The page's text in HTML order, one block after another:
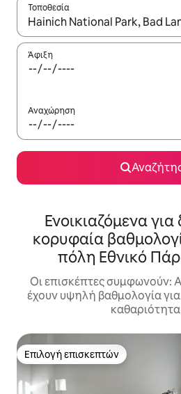
Τοποθεσία
Όταν τα αποτελέσματα είναι
Άφιξη
Αναχώρηση
Ενοικιαζόμενα
κορυφαία
πόλη Εθνικό
Οι επισκέπτες συμφωνούν:
έχουν υψηλή βαθμολογία
Επιλογή επισκεπτών
Επιλογή επισκεπτών